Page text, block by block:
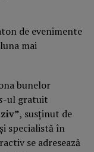
bunelor
-ul gratuit
, susținut de
specialistă în
se adresează